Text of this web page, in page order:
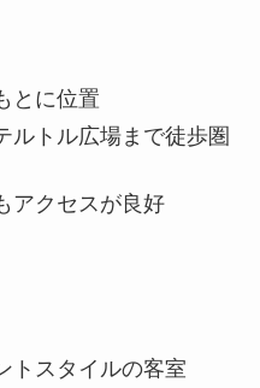
とに位置
ルトル広場まで徒歩圏
アクセスが良好
トスタイルの客室